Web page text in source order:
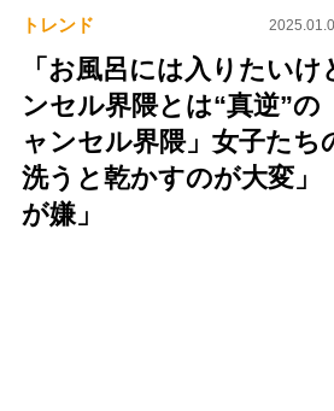
トレンド
「お風呂には入りたい
ンセル界隈とは“真逆”の
ャンセル界隈」女子た
洗うと乾かすのが大変」
が嫌」